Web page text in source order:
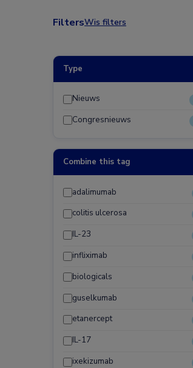
FiltersWis filters
Type
Nieuws
Congresnieuws
Combine this tag
adalimumab
colitis ulcerosa
IL-23
infliximab
biologicals
guselkumab
etanercept
IL-17
ixekizumab